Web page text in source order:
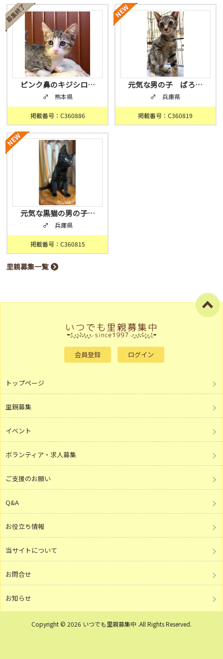
ピンク鼻のキジシロ…
♂ 熊本県
掲載番号：C360886
元気な男の子 ぱろ…
♂ 兵庫県
掲載番号：C360819
元気な黒猫の男の子…
♂ 兵庫県
掲載番号：C360815
里親募集一覧
会員登録 ログイン
トップページ
里親募集
イベント
ボランティア・求人募集
ご支援のお願い
Q&A
お役立ち情報
当サイトについて
お問合せ
お知らせ
Copyright © 2026 いつでも里親募集中 .All Rights Reserved.